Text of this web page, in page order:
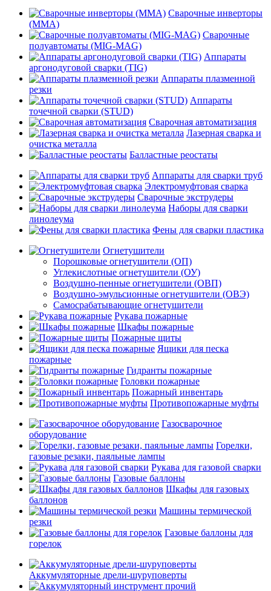
Сварочные инверторы
(MMA)
Сварочные
полуавтоматы (MIG-MAG)
Аппараты
аргонодуговой сварки (TIG)
Аппараты плазменной
резки
Аппараты
точечной сварки (STUD)
Сварочная автоматизация
Лазерная сварка и
очистка металла
Балластные реостаты
Аппараты для сварки труб
Электромуфтовая сварка
Сварочные экструдеры
Наборы для сварки
линолеума
Фены для сварки пластика
Огнетушители
Порошковые огнетушители (ОП)
Углекислотные огнетушители (ОУ)
Воздушно-пенные огнетушители (ОВП)
Воздушно-эмульсионные огнетушители (ОВЭ)
Самосрабатывающие огнетушители
Рукава пожарные
Шкафы пожарные
Пожарные щиты
Ящики для песка
пожарные
Гидранты пожарные
Головки пожарные
Пожарный инвентарь
Противопожарные муфты
Газосварочное
оборудование
Горелки,
газовые резаки, паяльные лампы
Рукава для газовой сварки
Газовые баллоны
Шкафы для газовых
баллонов
Машины термической
резки
Газовые баллоны для
горелок
Аккумуляторные дрели-шуруповерты